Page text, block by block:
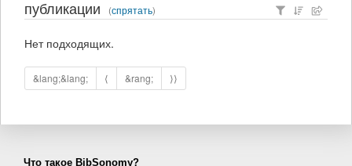
публикации (спрятать)
Нет подходящих.
&lang;&lang; ⟨ &rang; ⟩⟩
Что такое BibSonomy?